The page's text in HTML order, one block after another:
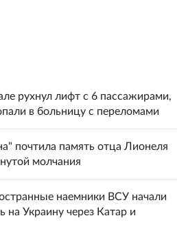
рухнул лифт с 6 пассажирами,
в больницу с переломами
почтила память отца Лионеля
молчания
наемники ВСУ начали
на Украину через Катар и